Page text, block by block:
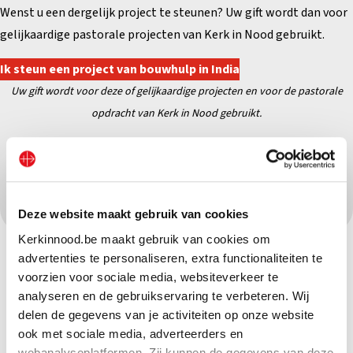
Deze website maakt gebruik van cookies
Kerkinnood.be maakt gebruik van cookies om
advertenties te personaliseren, extra functionaliteiten te
voorzien voor sociale media, websiteverkeer te
analyseren en de gebruikservaring te verbeteren. Wij
delen de gegevens van je activiteiten op onze website
ook met sociale media, adverteerders en
Wenst u een dergelijk project te steunen? Uw gift wordt dan voor
gelijkaardige pastorale projecten van Kerk in Nood gebruikt.
Ik steun een project van bouwhulp in India
Uw gift wordt voor deze of gelijkaardige projecten en voor de pastorale
opdracht van Kerk in Nood gebruikt.
Deel dit project op sociale media: